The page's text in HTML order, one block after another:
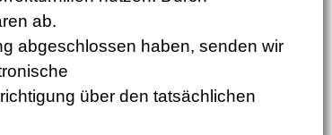
ab.
abgeschlossen haben, senden wir
über den tatsächlichen